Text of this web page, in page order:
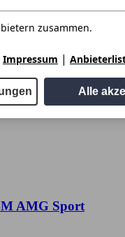
zusammen.
Impressum |
Alle
AMG Sport